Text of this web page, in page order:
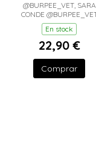
GENTE SIN TIEMPO
@BURPEE_VET, SARA
CONDE
En stock
22,90 €
Comprar